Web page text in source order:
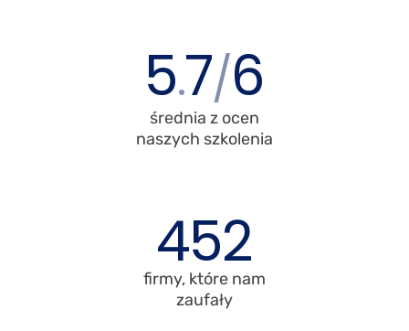
5.7/6
średnia z ocen
naszych szkolenia
452
firmy, które nam
zaufały